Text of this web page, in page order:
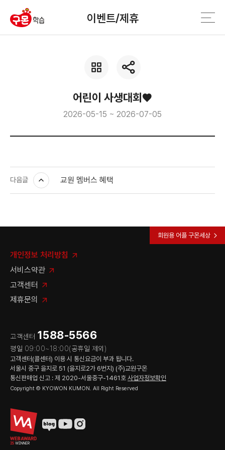
이벤트/제휴
어린이 사생대회♥
2026-05-15 ~ 2026-07-05
다음글 교원 멤버스 혜택
고객센터 1588-5566
평일 09:00~18:00(공휴일 제외)
고객센터(콜센터) 이용 시 통신요금이 부과 됩니다.
개인정보 처리방침
서비스약관
고객센터
제휴문의
서울시 중구 을지로 51 (을지로2가 6번지) (주)교원구몬
통신판매업 신고 : 제 2020-서울중구-1461호 사업자정보확인
Copyright © KYOWON KUMON. All Right Reserved
회원용 어플 구몬세상